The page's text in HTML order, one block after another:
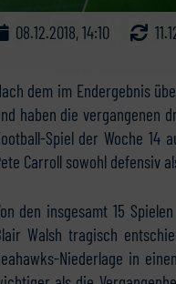
08.12.2018, 14:10
dem im Endergebnis
haben die vergangenen
Spiel der Woche 14
Carroll sowohl defensiv
den insgesamt 15
Walsh tragisch
Niederlage in